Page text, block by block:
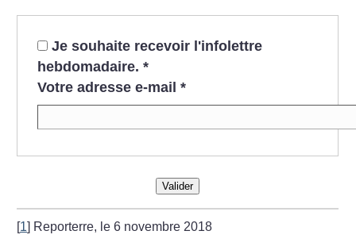
Je souhaite recevoir l'infolettre
hebdomadaire. *
Votre adresse e-mail *
Valider
[1] Reporterre, le 6 novembre 2018